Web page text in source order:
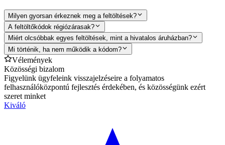
Milyen gyorsan érkeznek meg a feltöltések?
A feltöltőkódok régiózárasak?
Miért olcsóbbak egyes feltöltések, mint a hivatalos áruházban?
Mi történik, ha nem működik a kódom?
Vélemények
Közösségi bizalom
Figyelünk ügyfeleink visszajelzéseire a folyamatos
felhasználóközpontú fejlesztés érdekében, és közösségünk ezért
szeret minket
Kiváló